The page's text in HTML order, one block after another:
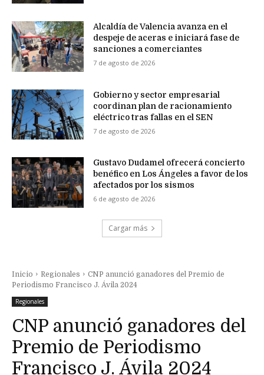
Alcaldía de Valencia avanza en el
despeje de aceras e iniciará fase de
sanciones a comerciantes
7 de agosto de 2026
Gobierno y sector empresarial
coordinan plan de racionamiento
eléctrico tras fallas en el SEN
7 de agosto de 2026
Gustavo Dudamel ofrecerá concierto
benéfico en Los Ángeles a favor de los
afectados por los sismos
6 de agosto de 2026
Cargar más